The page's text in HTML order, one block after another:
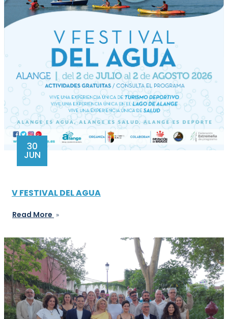
30
JUN
V FESTIVAL DEL AGUA
Read More